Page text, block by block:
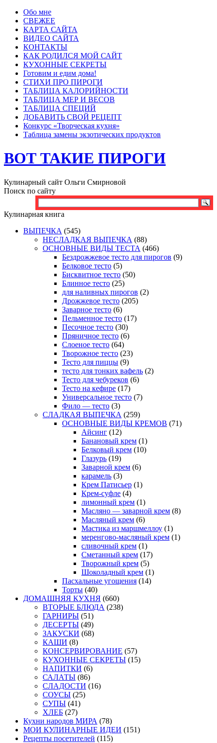
Обо мне
СВЕЖЕЕ
КАРТА САЙТА
ВИДЕО САЙТА
КОНТАКТЫ
КАК РОДИЛСЯ МОЙ САЙТ
КУХОННЫЕ СЕКРЕТЫ
Готовим и едим дома!
СТИХИ ПРО ПИРОГИ
ТАБЛИЦА КАЛОРИЙНОСТИ
ТАБЛИЦА МЕР И ВЕСОВ
ТАБЛИЦА СПЕЦИЙ
ДОБАВИТЬ СВОЙ РЕЦЕПТ
Конкурс «Творческая кухня»
Таблица замены экзотических продуктов
ВОТ ТАКИЕ ПИРОГИ
Кулинарный сайт Ольги Смирновой
Поиск по сайту
Кулинарная книга
ВЫПЕЧКА (545)
НЕСЛАДКАЯ ВЫПЕЧКА (88)
ОСНОВНЫЕ ВИДЫ ТЕСТА (466)
Бездрожжевое тесто для пирогов (9)
Белковое тесто (5)
Бисквитное тесто (50)
Блинное тесто (25)
для наливных пирогов (2)
Дрожжевое тесто (205)
Заварное тесто (6)
Пельменное тесто (17)
Песочное тесто (30)
Пряничное тесто (6)
Слоеное тесто (64)
Творожное тесто (23)
Тесто для пиццы (9)
тесто для тонких вафель (2)
Тесто для чебуреков (6)
Тесто на кефире (17)
Универсальное тесто (7)
Фило — тесто (3)
СЛАДКАЯ ВЫПЕЧКА (259)
ОСНОВНЫЕ ВИДЫ КРЕМОВ (71)
Айсинг (12)
Банановый крем (1)
Белковый крем (10)
Глазурь (19)
Заварной крем (6)
карамель (3)
Крем Патисьер (1)
Крем-суфле (4)
лимонный крем (1)
Масляно — заварной крем (8)
Масляный крем (6)
Мастика из маршмеллоу (1)
меренгово-масляный крем (1)
сливочный крем (1)
Сметанный крем (17)
Творожный крем (5)
Шоколадный крем (1)
Пасхальные угощения (14)
Торты (40)
ДОМАШНЯЯ КУХНЯ (660)
ВТОРЫЕ БЛЮДА (238)
ГАРНИРЫ (51)
ДЕСЕРТЫ (49)
ЗАКУСКИ (68)
КАШИ (8)
КОНСЕРВИРОВАНИЕ (57)
КУХОННЫЕ СЕКРЕТЫ (15)
НАПИТКИ (6)
САЛАТЫ (86)
СЛАДОСТИ (16)
СОУСЫ (25)
СУПЫ (41)
ХЛЕБ (27)
Кухни народов МИРА (78)
МОИ КУЛИНАРНЫЕ ИДЕИ (151)
Рецепты посетителей (115)